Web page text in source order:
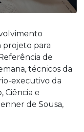
projeto para
de
técnicos da
executivo da
Ciência e
de Sousa,